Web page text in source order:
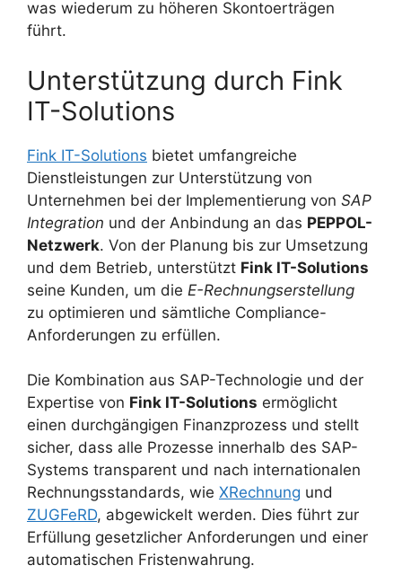
was wiederum zu höheren Skontoerträgen
führt.
Unterstützung durch Fink
IT-Solutions
Fink IT-Solutions bietet umfangreiche
Dienstleistungen zur Unterstützung von
Unternehmen bei der Implementierung von SAP
Integration und der Anbindung an das PEPPOL-
Netzwerk. Von der Planung bis zur Umsetzung
und dem Betrieb, unterstützt Fink IT-Solutions
seine Kunden, um die E-Rechnungserstellung
zu optimieren und sämtliche Compliance-
Anforderungen zu erfüllen.
Die Kombination aus SAP-Technologie und der
Expertise von Fink IT-Solutions ermöglicht
einen durchgängigen Finanzprozess und stellt
sicher, dass alle Prozesse innerhalb des SAP-
Systems transparent und nach internationalen
Rechnungsstandards, wie XRechnung und
ZUGFeRD, abgewickelt werden. Dies führt zur
Erfüllung gesetzlicher Anforderungen und einer
automatischen Fristenwahrung.